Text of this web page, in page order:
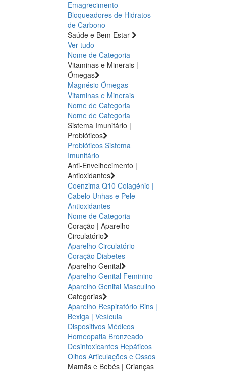
Emagrecimento
Bloqueadores de Hidratos
de Carbono
Saúde e Bem Estar
Ver tudo
Nome de Categoria
Vitaminas e Minerais |
Ómegas
Magnésio Ómegas
Vitaminas e Minerais
Nome de Categoria
Nome de Categoria
Sistema Imunitário |
Probióticos
Probióticos Sistema
Imunitário
Anti-Envelhecimento |
Antioxidantes
Coenzima Q10 Colagénio |
Cabelo Unhas e Pele
Antioxidantes
Nome de Categoria
Coração | Aparelho
Circulatório
Aparelho Circulatório
Coração Diabetes
Aparelho Genital
Aparelho Genital Feminino
Aparelho Genital Masculino
Categorias
Aparelho Respiratório Rins |
Bexiga | Vesícula
Dispositivos Médicos
Homeopatia Bronzeado
Desintoxicantes Hepáticos
Olhos Articulações e Ossos
Mamãs e Bebés | Crianças